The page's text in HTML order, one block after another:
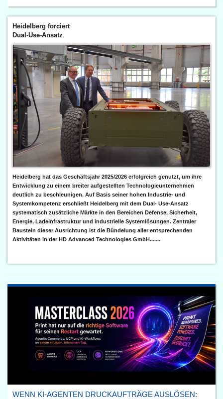
Heidelberg forciert
Dual-Use-Ansatz
Heidelberg hat das Geschäftsjahr 2025/2026 erfolgreich genutzt, um ihre
Entwicklung zu einem breiter aufgestellten Technologieunternehmen
deutlich zu beschleunigen. Auf Basis seiner hohen Industrie- und
Systemkompetenz erschließt Heidelberg mit dem Dual- Use-Ansatz
systematisch zusätzliche Märkte in den Bereichen Defense, Sicherheit,
Energie, Ladeinfrastruktur und industrielle Systemlösungen. Zentraler
Baustein dieser Ausrichtung ist die Bündelung aller entsprechenden
Aktivitäten in der HD Advanced Technologies GmbH.......
WENN KI-AGENTEN DRUCKAUFTRÄGE AUSLÖSEN: